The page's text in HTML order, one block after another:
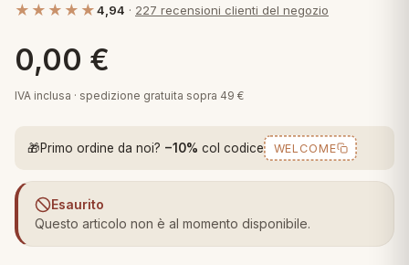
arredo
per cuscini
Step
in fibra
in piuma d'oca
in piuma
Tappeti Cartoons
Trapuntini Cartoons
★★★★★4,94 · 227 recensioni clienti del negozio
0,00 €
IVA inclusa · spedizione gratuita sopra 49 €
🎁Primo ordine da noi? −10% col codice WELCOME
Esaurito
Questo articolo non è al momento disponibile.